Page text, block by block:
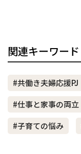
関連キーワード
#共働き夫婦応援PJ
#仕事と家事の両立
#子育ての悩み